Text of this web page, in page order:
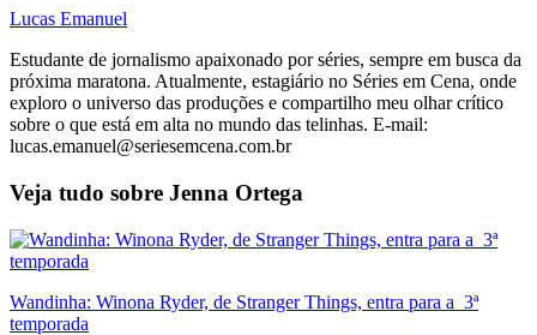
Lucas Emanuel
Estudante de jornalismo apaixonado por séries, sempre em busca da
próxima maratona. Atualmente, estagiário no Séries em Cena, onde
exploro o universo das produções e compartilho meu olhar crítico
sobre o que está em alta no mundo das telinhas. E-mail:
lucas.emanuel@seriesemcena.com.br
Veja tudo sobre Jenna Ortega
Wandinha: Winona Ryder, de Stranger Things, entra para a 3ª
temporada